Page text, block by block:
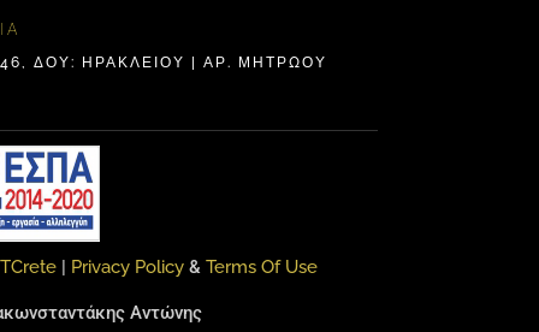
ΔΟΥ: ΗΡΑΚΛΕΊΟΥ | ΑΡ. ΜΗΤΡΩΟΥ
| Privacy Policy& Terms Of Use
Αντώνης